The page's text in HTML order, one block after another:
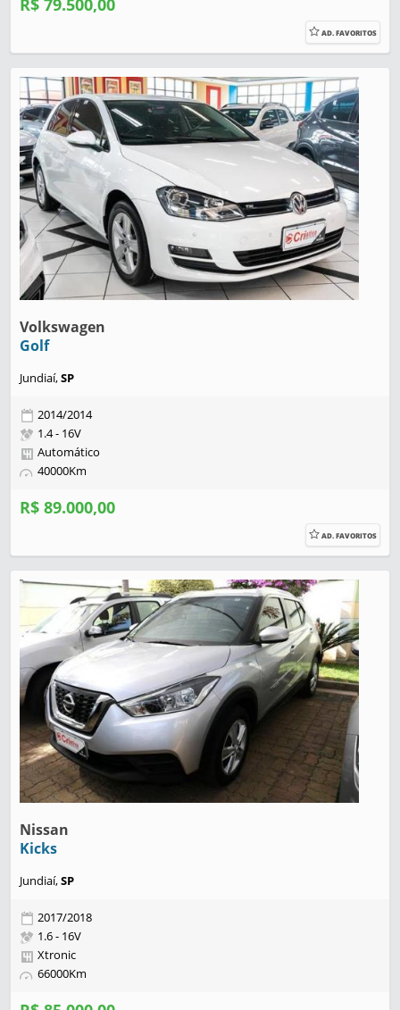
R$ 79.500,00
AD. FAVORITOS
Volkswagen
Golf
Jundiaí,SP
2014/2014
1.4 - 16V
Automático
40000Km
R$ 89.000,00
AD. FAVORITOS
Nissan
Kicks
Jundiaí,SP
2017/2018
1.6 - 16V
Xtronic
66000Km